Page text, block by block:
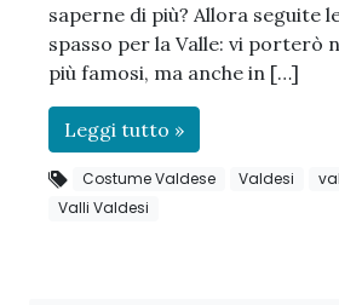
saperne di più? Allora seguite
spasso per la Valle: vi porterò
più famosi, ma anche in […]
Leggi tutto »
Costume Valdese Valdesi
Valli Valdesi